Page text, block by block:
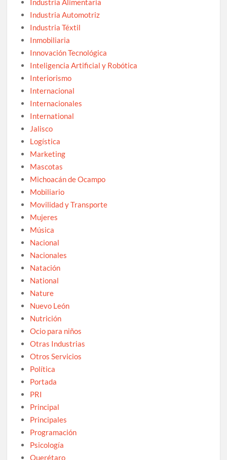
Industria Alimentaria
Industria Automotriz
Industria Téxtil
Inmobiliaria
Innovación Tecnológica
Inteligencia Artificial y Robótica
Interiorismo
Internacional
Internacionales
International
Jalisco
Logística
Marketing
Mascotas
Michoacán de Ocampo
Mobiliario
Movilidad y Transporte
Mujeres
Música
Nacional
Nacionales
Natación
National
Nature
Nuevo León
Nutrición
Ocio para niños
Otras Industrias
Otros Servicios
Política
Portada
PRI
Principal
Principales
Programación
Psicología
Querétaro